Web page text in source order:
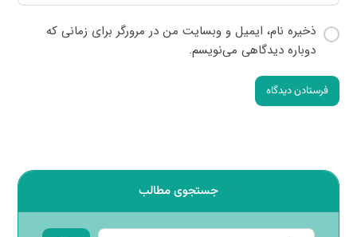
ذخیره نام، ایمیل و وبسایت من در مرورگر برای زمانی که
دوباره دیدگاهی می‌نویسم.
فرستادن دیدگاه
جستجوی مطالب